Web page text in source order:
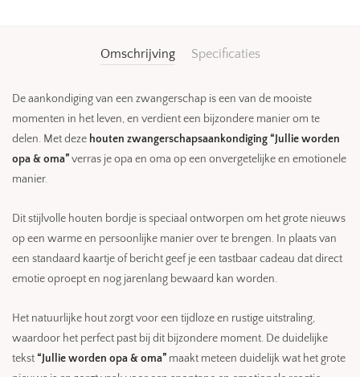
Omschrijving Specificaties
De aankondiging van een zwangerschap is een van de mooiste
momenten in het leven, en verdient een bijzondere manier om te
delen. Met deze houten zwangerschapsaankondiging “Jullie worden
opa & oma”verras je opa en oma op een onvergetelijke en emotionele
manier.
Dit stijlvolle houten bordje is speciaal ontworpen om het grote nieuws
op een warme en persoonlijke manier over te brengen. In plaats van
een standaard kaartje of bericht geef je een tastbaar cadeau dat direct
emotie oproept en nog jarenlang bewaard kan worden.
Het natuurlijke hout zorgt voor een tijdloze en rustige uitstraling,
waardoor het perfect past bij dit bijzondere moment. De duidelijke
tekst “Jullie worden opa & oma” maakt meteen duidelijk wat het grote